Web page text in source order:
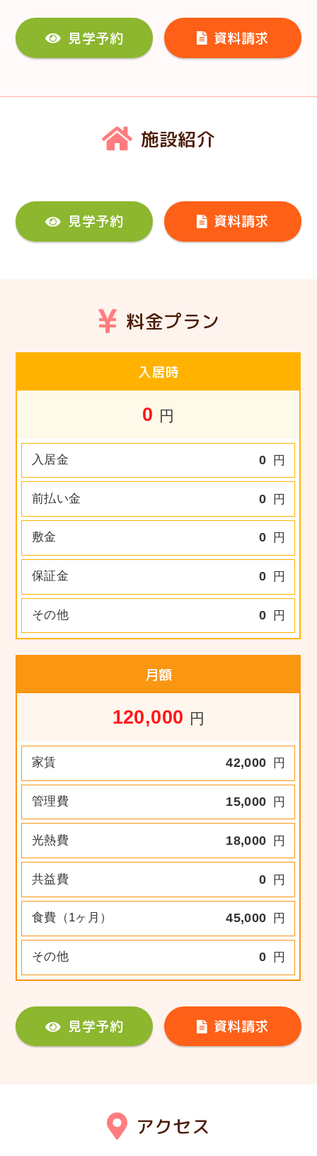
見学予約 資料請求
施設紹介
見学予約 資料請求
料金プラン
入居時
0 円
入居金 0 円
前払い金 0 円
敷金 0 円
保証金 0 円
その他 0 円
月額
120,000 円
家賃 42,000 円
管理費 15,000 円
光熱費 18,000 円
共益費 0 円
食費（1ヶ月） 45,000 円
その他 0 円
見学予約 資料請求
アクセス